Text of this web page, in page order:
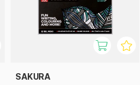
SAKURA